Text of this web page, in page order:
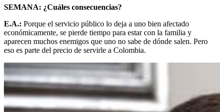
SEMANA: ¿Cuáles consecuencias?
E.A.: Porque el servicio público lo deja a uno bien afectado
económicamente, se pierde tiempo para estar con la familia y
aparecen muchos enemigos que uno no sabe de dónde salen. Pero
eso es parte del precio de servirle a Colombia.